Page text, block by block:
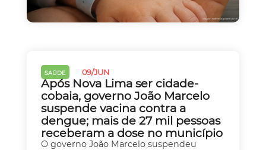
SAÚDE 09/JUN
Após Nova Lima ser cidade-
cobaia, governo João Marcelo
suspende vacina contra a
dengue; mais de 27 mil pessoas
receberam a dose no município
O governo João Marcelo suspendeu